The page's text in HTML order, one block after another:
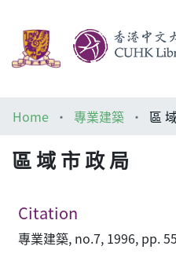
Architecture Library
Home 專業建築 區
區 域 市 政 局
Citation
專業建築, no.7, 1996, pp.